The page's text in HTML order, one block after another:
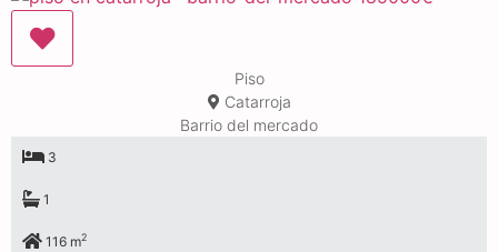
Piso
Catarroja
Barrio del mercado
3
1
116 m2